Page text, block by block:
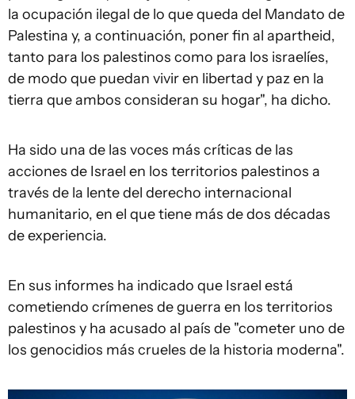
la ocupación ilegal de lo que queda del Mandato de
Palestina y, a continuación, poner fin al apartheid,
tanto para los palestinos como para los israelíes,
de modo que puedan vivir en libertad y paz en la
tierra que ambos consideran su hogar", ha dicho.
Ha sido una de las voces más críticas de las
acciones de Israel en los territorios palestinos a
través de la lente del derecho internacional
humanitario, en el que tiene más de dos décadas
de experiencia.
En sus informes ha indicado que Israel está
cometiendo crímenes de guerra en los territorios
palestinos y ha acusado al país de "cometer uno de
los genocidios más crueles de la historia moderna".